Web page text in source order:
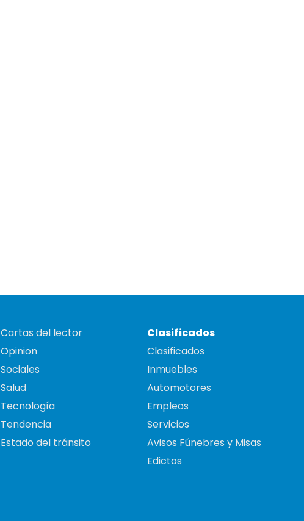
Cartas del lector
Opinion
Sociales
Salud
Tecnología
Tendencia
Estado del tránsito
Clasificados
Clasificados
Inmuebles
Automotores
Empleos
Servicios
Avisos Fúnebres y Misas
Edictos